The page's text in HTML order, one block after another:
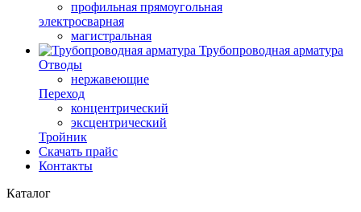
профильная прямоугольная
электросварная
магистральная
Трубопроводная арматура
Отводы
нержавеющие
Переход
концентрический
эксцентрический
Тройник
Скачать прайс
Контакты
Каталог